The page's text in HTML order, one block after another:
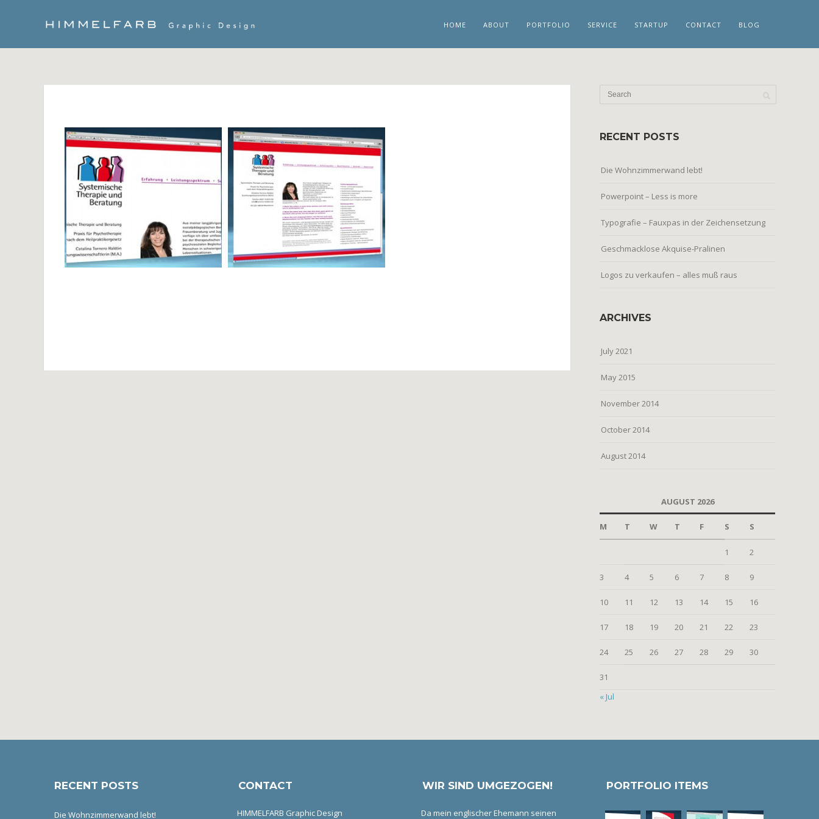
HOME ABOUT PORTFOLIO SERVICE STARTUP CONTACT BLOG
RECENT POSTS
Die Wohnzimmerwand lebt!
Powerpoint – Less is more
Typografie – Fauxpas in der Zeichensetzung
Geschmacklose Akquise-Pralinen
Logos zu verkaufen – alles muß raus
ARCHIVES
July 2021
May 2015
November 2014
October 2014
August 2014
AUGUST 2026
M T W T F S S
1 2
3 4 5 6 7 8 9
10 11 12 13 14 15 16
17 18 19 20 21 22 23
24 25 26 27 28 29 30
31
« Jul
RECENT POSTS
Die Wohnzimmerwand lebt!
CONTACT
HIMMELFARB Graphic Design
WIR SIND UMGEZOGEN!
Da mein englischer Ehemann seinen
PORTFOLIO ITEMS